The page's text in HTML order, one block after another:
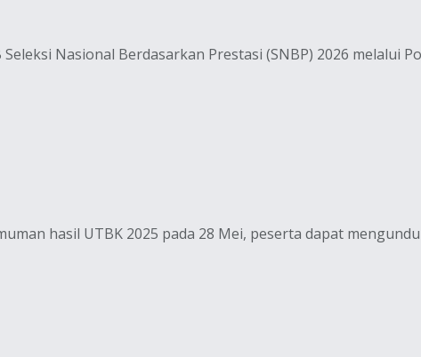
Nasional Berdasarkan Prestasi (SNBP) 2026 melalui
hasil UTBK 2025 pada 28 Mei, peserta dapat